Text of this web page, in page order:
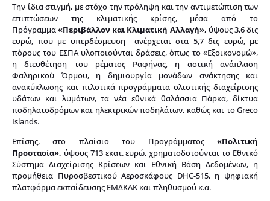
Την ίδια στιγμή, με στόχο την πρόληψη και την αντιμετώπιση των
επιπτώσεων της κλιματικής κρίσης, μέσα από το
Πρόγραμμα«Περιβάλλον και Κλιματική Αλλαγή», ύψους 3,6 δις
ευρώ, που με υπερδέσμευση ανέρχεται στα 5,7 δις ευρώ, με
πόρους του ΕΣΠΑ υλοποιούνται δράσεις, όπως το «Εξοικονομώ»,
η διευθέτηση του ρέματος Ραφήνας, η αστική ανάπλαση
Φαληρικού Όρμου, η δημιουργία μονάδων ανάκτησης και
ανακύκλωσης και πιλοτικά προγράμματα ολιστικής διαχείρισης
υδάτων και λυμάτων, τα νέα εθνικά θαλάσσια Πάρκα, δίκτυα
ποδηλατοδρόμων και ηλεκτρικών ποδηλάτων, καθώς και το Greco
Islands.
Επίσης, στο πλαίσιο του Προγράμματος «Πολιτική
Προστασία», ύψους 713 εκατ. ευρώ, χρηματοδοτούνται το Εθνικό
Σύστημα Διαχείρισης Κρίσεων και Εθνική Βάση Δεδομένων, η
προμήθεια Πυροσβεστικού Αεροσκάφους DHC-515, η ψηφιακή
πλατφόρμα εκπαίδευσης ΕΜΔΚΑΚ και πληθυσμού κ.α.